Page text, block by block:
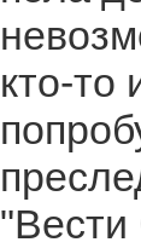
кто-то